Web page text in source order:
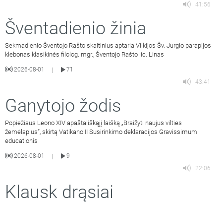
41:56
Šventadienio žinia
Sekmadienio Šventojo Rašto skaitinius aptaria Vilkijos Šv. Jurgio parapijos
klebonas klasikinės filolog. mgr., Šventojo Rašto lic. Linas
2026-08-01 |
71
43:41
Ganytojo žodis
Popiežiaus Leono XIV apaštališkąjį laišką „Braižyti naujus vilties
žemėlapius“, skirtą Vatikano II Susirinkimo deklaracijos Gravissimum
educationis
2026-08-01 |
9
22:06
Klausk drąsiai